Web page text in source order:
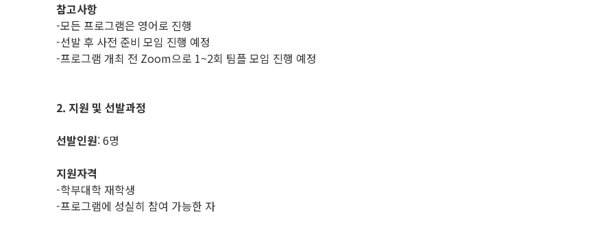
참고사항
-모든 프로그램은 영어로 진행
-선발 후 사전 준비 모임 진행 예정
-프로그램 개최 전 Zoom으로 1~2회 팀플 모임 진행 예정
2. 지원 및 선발과정
선발인원: 6명
지원자격
-학부대학 재학생
-프로그램에 성실히 참여 가능한 자